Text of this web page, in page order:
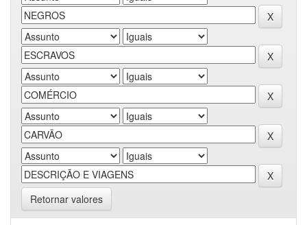
Retornar valores